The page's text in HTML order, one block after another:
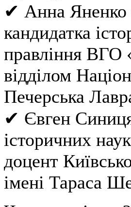
✔ Анна Яненко
кандидатка
правління ВГО
відділом
Печерська
✔ Євген
історичних
доцент
імені Тараса